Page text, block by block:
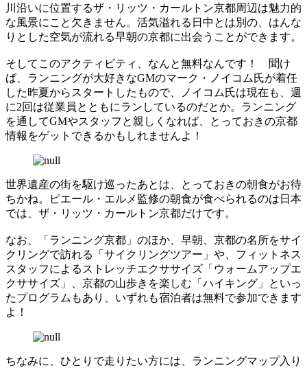
川沿いに位置するザ・リッツ・カールトン京都周辺は魅力的
な風景にこと欠きません。活気溢れる日中とは別の、はんな
りとした空気が流れる早朝の京都に出会うことができます。
そしてこのアクティビティ、なんと無料なんです！ 聞け
ば、ランニングが大好きなGMのマーク・ノイコム氏が着任
した昨夏からスタートしたもので、ノイコム氏は現在も、週
に2回は従業員とともにランしているのだとか。ランニング
を通してGMやスタッフと親しくなれば、とっておきの京都
情報をゲットできるかもしれませんよ！
世界遺産の街を駆け巡ったあとは、とっておきの朝食がお待
ちかね。ピエール・エルメ監修の朝食が食べられるのは日本
では、ザ・リッツ・カールトン京都だけです。
なお、「ランニング京都」のほか、早朝、京都の名所をサイ
クリングで訪れる「サイクリングツアー」や、フィットネス
スタッフによるストレッチエクササイズ「ウォームアップエ
クササイズ」、京都の山歩きを楽しむ「ハイキング」といっ
たプログラムもあり、いずれも宿泊者は無料で参加できます
よ！
ちなみに、ひとりで走りたい方には、ランニングマップ入り